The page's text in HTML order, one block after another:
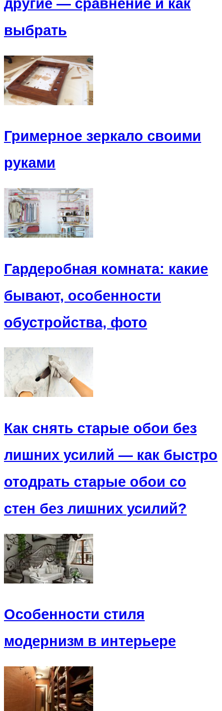
другие — сравнение и как
выбрать
Гримерное зеркало своими
руками
Гардеробная комната: какие
бывают, особенности
обустройства, фото
Как снять старые обои без
лишних усилий — как быстро
отодрать старые обои со
стен без лишних усилий?
Особенности стиля
модернизм в интерьере